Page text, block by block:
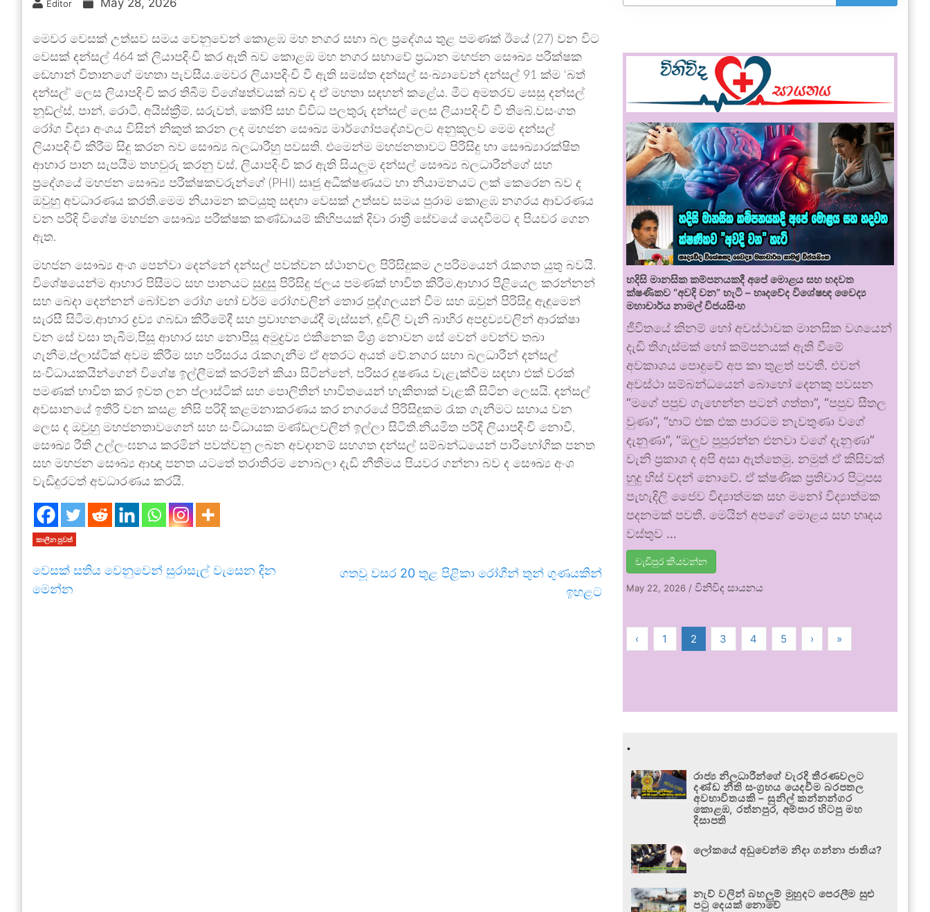
Editor May 28, 2026
මෙවර වෙසක් උත්සව සමය වෙනුවෙන් කොළඹ මහ නගර සභා බල ප්‍රදේශය තුළ පමණක් ඊයේ (27) වන විට
වෙසක් දන්සල් 464 ක් ලියාපදිංචි කර ඇති බව කොළඹ මහ නගර සභාවේ ප්‍රධාන මහජන සෞඛ්‍ය පරීක්ෂක
ඩෙහාන් විතානගේ මහතා පැවසීය.මෙවර ලියාපදිංචි වී ඇති සමස්ත දන්සල් සංඛ්‍යාවෙන් දන්සල් 91 ක්ම ‘බත්
දන්සල්’ ලෙස ලියාපදිංචි කර තිබීම විශේෂත්වයක් බව ද ඒ මහතා සඳහන් කළේය. මීට අමතරව සෙසු දන්සල්
නූඩ්ල්ස්, පාන්, රොටී, අයිස්ක්‍රීම්, සරුවත්, කෝපි සහ විවිධ පලතුරු දන්සල් ලෙස ලියාපදිංචි වී තිබේ.වසංගත
රෝග විද්‍යා අංශය විසින් නිකුත් කරන ලද මහජන සෞඛ්‍ය මාර්ගෝපදේශවලට අනුකූලව මෙම දන්සල්
ලියාපදිංචි කිරීම සිදු කරන බව සෞඛ්‍ය බලධාරීහු පවසති. එමෙන්ම මහජනතාවට පිරිසිදු හා සෞඛ්‍යාරක්ෂිත
ආහාර පාන සැපයීම තහවුරු කරනු වස්, ලියාපදිංචි කර ඇති සියලුම දන්සල් සෞඛ්‍ය බලධාරීන්ගේ සහ
ප්‍රදේශයේ මහජන සෞඛ්‍ය පරීක්ෂකවරුන්ගේ (PHI) සෘජු අධීක්ෂණයට හා නියාමනයට ලක් කෙරෙන බව ද
ඔවුහු අවධාරණය කරති.මෙම නියාමන කටයුතු සඳහා වෙසක් උත්සව සමය පුරාම කොළඹ නගරය ආවරණය
වන පරිදි විශේෂ මහජන සෞඛ්‍ය පරීක්ෂක කණ්ඩායම් කිහිපයක් දිවා රාත්‍රී සේවයේ යෙදවීමට ද පියවර ගෙන
ඇත.
මහජන සෞඛ්‍ය අංශ පෙන්වා දෙන්නේ දන්සල් පවත්වන ස්ථානවල පිරිසිදුකම උපරිමයෙන් රැකගත යුතු බවයි.
විශේෂයෙන්ම ආහාර පිසීමට සහ පානයට සුදුසු පිරිසිදු ජලය පමණක් භාවිත කිරීම,ආහාර පිළියෙල කරන්නන්
සහ බෙදා දෙන්නන් බෝවන රෝග හෝ චර්ම රෝගවලින් තොර පුද්ගලයන් වීම සහ ඔවුන් පිරිසිදු ඇඳුමෙන්
සැරසී සිටීම,ආහාර ද්‍රව්‍ය ගබඩා කිරීමේදී සහ ප්‍රවාහනයේදී මැස්සන්, දූවිලි වැනි බාහිර අපද්‍රව්‍යවලින් ආරක්ෂා
වන සේ වසා තැබීම,පිසූ ආහාර සහ නොපිසූ අමුද්‍රව්‍ය එකිනෙක මිශ්‍ර නොවන සේ වෙන් වෙන්ව තබා
ගැනීම,ප්ලාස්ටික් අවම කිරීම සහ පරිසරය රැකගැනීම ඒ අතරට අයත් වේ.නගර සභා බලධාරීන් දන්සල්
සංවිධායකයින්ගෙන් විශේෂ ඉල්ලීමක් කරමින් කියා සිටින්නේ, පරිසර දූෂණය වැළැක්වීම සඳහා එක් වරක්
පමණක් භාවිත කර ඉවත ලන ප්ලාස්ටික් සහ පොලිතින් භාවිතයෙන් හැකිතාක් වැළකී සිටින ලෙසයි. දන්සල්
අවසානයේ ඉතිරි වන කසළ නිසි පරිදි කළමනාකරණය කර නගරයේ පිරිසිදුකම රැක ගැනීමට සහාය වන
ලෙස ද ඔවුහු මහජනතාවගෙන් සහ සංවිධායක මණ්ඩලවලින් ඉල්ලා සිටිති.නියමිත පරිදි ලියාපදිංචි නොවී,
සෞඛ්‍ය රීති උල්ලංඝනය කරමින් පවත්වනු ලබන අවදානම් සහගත දන්සල් සම්බන්ධයෙන් පාරිභෝගික පනත
සහ මහජන සෞඛ්‍ය ආඥා පනත යටතේ තරාතිරම නොබලා දැඩි නීතිමය පියවර ගන්නා බව ද සෞඛ්‍ය අංශ
වැඩිදුරටත් අවධාරණය කරයි.
කාලීන පුවත්
වෙසක් සතිය වෙනුවෙන් සුරාසැල් වැසෙන දින
මෙන්න
ගතවූ වසර 20 තුළ පිළිකා රෝගීන් තුන් ගුණයකින්
ඉහළට
හදිසි මානසික කම්පනයකදී අපේ මොළය සහ හදවත
ක්ෂණිකව “අවදි වන” හැටි – හෘදවේද විශේෂඥ වෛද්‍ය
මහාචාර්ය නාමල් විජයසිංහ
ජීවිතයේ කිනම් හෝ අවස්ථාවක මානසික වශයෙන්
දැඩි තිගැස්මක් හෝ කම්පනයක් ඇති වීමේ
අවකාශය පොදුවේ අප කා තුළත් පවතී. එවන්
අවස්ථා සම්බන්ධයෙන් බොහෝ දෙනකු පවසන
“මගේ පපුව ගැහෙන්න පටන් ගත්තා”, “පපුව සීතල
වුණා”, “හාට් එක එක පාරටම නැවතුණා වගේ
දැනුණා”, “ඔලුව පුපුරන්න එනවා වගේ දැනුණා”
වැනි ප්‍රකාශ ද අපි අසා ඇත්තෙමු. නමුත් ඒ කිසිවක්
හුදු හිස් වදන් නොවේ. ඒ ක්ෂණික ප්‍රතිචාර පිටුපස
පැහැදිලි ජෛව විද්‍යාත්මක සහ මනෝ විද්‍යාත්මක
පදනමක් පවතී. මෙයින් අපගේ මොළය සහ හෘදය
වස්තුව …
වැඩිපුර කියවන්න
May 22, 2026 /විනිවිද සායනය
‹ 1 2 3 4 5 › »
.
රාජ්‍ය නිලධාරීන්ගේ වැරදි තීරණවලට
දණ්ඩ නීති සංග්‍රහය යෙදවීම බරපතල
අවභාවිතයකි – සුනිල් කන්නන්ගර
කොළඹ, රත්නපුර, අම්පාර හිටපු මහ
දිසාපති
ලෝකයේ අඩුවෙන්ම නිදා ගන්නා ජාතිය?
නැව් වලින් බහලුම් මුහුදට පෙරලීම සුළු
පටු දෙයක් නොවේ